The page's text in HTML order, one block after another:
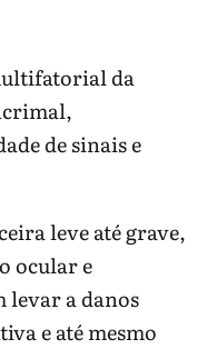
da
de sinais e
leve até grave,
ocular e
levar a danos
e até mesmo